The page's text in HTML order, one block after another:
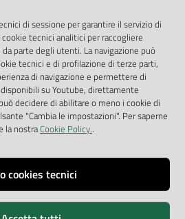
di sessione per garantire il servizio di
tecnici analitici per raccogliere
parte degli utenti. La navigazione può
tecnici e di profilazione di terze parti,
di navigazione e permettere di
su Youtube, direttamente
decidere di abilitare o meno i cookie di
"Cambia le impostazioni". Per saperne
la nostraCookie Policy..
cookies tecnici